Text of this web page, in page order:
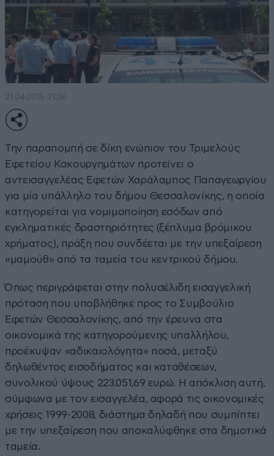
21·04·2015 21:36
Την παραπομπή σε δίκη ενώπιον του Τριμελούς
Εφετείου Κακουργημάτων προτείνει ο
αντεισαγγελέας Εφετών Χαράλαμπος Παπαγεωργίου
για μία υπάλληλο του δήμου Θεσσαλονίκης, η οποία
κατηγορείται για νομιμοποίηση εσόδων από
εγκληματικές δραστηριότητες (ξέπλυμα βρόμικου
χρήματος), πράξη που συνδέεται με την υπεξαίρεση
«μαμούθ» από τα ταμεία του κεντρικού δήμου.
Όπως περιγράφεται στην πολυσέλιδη εισαγγελική
πρόταση που υποβλήθηκε προς το Συμβούλιο
Εφετών Θεσσαλονίκης, από την έρευνα στα
οικονομικά της κατηγορούμενης υπαλλήλου,
προέκυψαν «αδικαιολόγητα» ποσά, μεταξύ
δηλωθέντος εισοδήματος και καταθέσεων,
συνολικού ύψους 223.051,69 ευρώ. Η απόκλιση αυτή,
σύμφωνα με τον εισαγγελέα, αφορά τις οικονομικές
χρήσεις 1999-2008, διάστημα δηλαδή που συμπίπτει
με την υπεξαίρεση που αποκαλύφθηκε στα δημοτικά
ταμεία.